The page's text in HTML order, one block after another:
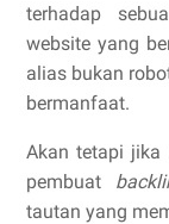
terhadap
website yang
alias bukan
bermanfaat.
Akan tetapi jika
pembuat
tautan yang